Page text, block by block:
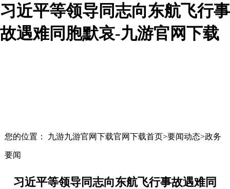
习近平等领导同志向东航飞行事
故遇难同胞默哀-九游官网下载
您的位置： 九游九游官网下载官网下载首页>要闻动态>政务
要闻
习近平等领导同志向东航飞行事故遇难同